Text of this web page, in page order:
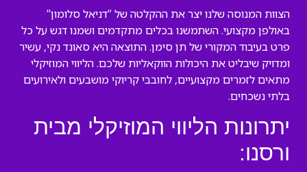
הצוות המנוסה שלנו יצר את ההקלטה של “דניאל סלומון”
באולפן מקצועי. השתמשנו בכלים מתקדמים ושמנו דגש על כל
פרט בעיבוד המקורי של תן סימן. התוצאה היא סאונד נקי, עשיר
ומדויק שיבליט את היכולות הווקאליות שלכם. הליווי המוזיקלי
מתאים לזמרים מקצועיים, לחובבי קריוקי מושבעים ולאירועים
בלתי נשכחים.
יתרונות הליווי המוזיקלי מבית
ורסנו: